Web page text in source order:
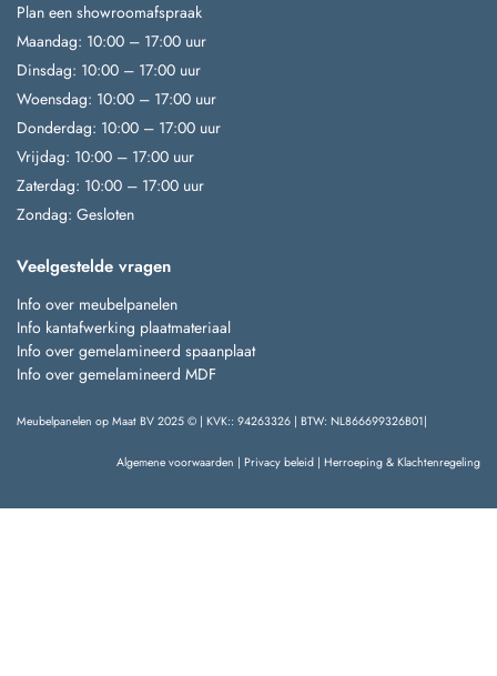
Plan een showroomafspraak
Maandag: 10:00 – 17:00 uur
Dinsdag: 10:00 – 17:00 uur
Woensdag: 10:00 – 17:00 uur
Donderdag: 10:00 – 17:00 uur
Vrijdag: 10:00 – 17:00 uur
Zaterdag: 10:00 – 17:00 uur
Zondag: Gesloten
Veelgestelde vragen
Info over meubelpanelen
Info kantafwerking plaatmateriaal
Info over gemelamineerd spaanplaat
Info over gemelamineerd MDF
Meubelpanelen op Maat BV 2025 © | KVK:: 94263326 | BTW: NL866699326B01|
Algemene voorwaarden | Privacy beleid | Herroeping & Klachtenregeling